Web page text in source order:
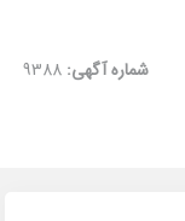
شماره آگهی: 9388